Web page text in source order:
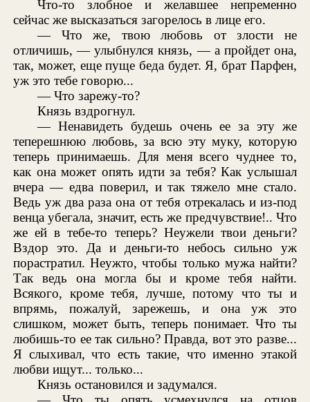
Что-то злобное и желавшее непременно
сейчас же высказаться загорелось в лице его.
— Что же, твою любовь от злости не
отличишь, — улыбнулся князь, — а пройдет она,
так, может, еще пуще беда будет. Я, брат Парфен,
уж это тебе говорю...
— Что зарежу-то?
Князь вздрогнул.
— Ненавидеть будешь очень ее за эту же
теперешнюю любовь, за всю эту муку, которую
теперь принимаешь. Для меня всего чуднее то,
как она может опять идти за тебя? Как услышал
вчера — едва поверил, и так тяжело мне стало.
Ведь уж два раза она от тебя отрекалась и из-под
венца убегала, значит, есть же предчувствие!.. Что
же ей в тебе-то теперь? Неужели твои деньги?
Вздор это. Да и деньги-то небось сильно уж
порастратил. Неужто, чтобы только мужа найти?
Так ведь она могла бы и кроме тебя найти.
Всякого, кроме тебя, лучше, потому что ты и
впрямь, пожалуй, зарежешь, и она уж это
слишком, может быть, теперь понимает. Что ты
любишь-то ее так сильно? Правда, вот это разве...
Я слыхивал, что есть такие, что именно этакой
любви ищут... только...
Князь остановился и задумался.